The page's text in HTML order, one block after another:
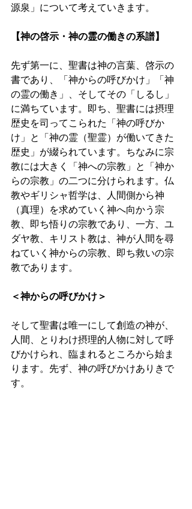
源泉」について考えていきます。
【神の啓示・神の霊の働きの系譜】
先ず第一に、聖書は神の言葉、啓示の
書であり、「神からの呼びかけ」「神
の霊の働き」、そしてその「しるし」
に満ちています。即ち、聖書には摂理
歴史を司ってこられた「神の呼びか
け」と「神の霊（聖霊）が働いてきた
歴史」が綴られています。ちなみに宗
教には大きく「神への宗教」と「神か
らの宗教」の二つに分けられます。仏
教やギリシャ哲学は、人間側から神
（真理）を求めていく神へ向かう宗
教、即ち悟りの宗教であり、一方、ユ
ダヤ教、キリスト教は、神が人間を尋
ねていく神からの宗教、即ち救いの宗
教であります。
＜神からの呼びかけ＞
そして聖書は唯一にして創造の神が、
人間、とりわけ摂理的人物に対して呼
びかけられ、臨まれるところから始ま
ります。先ず、神の呼びかけありきで
す。